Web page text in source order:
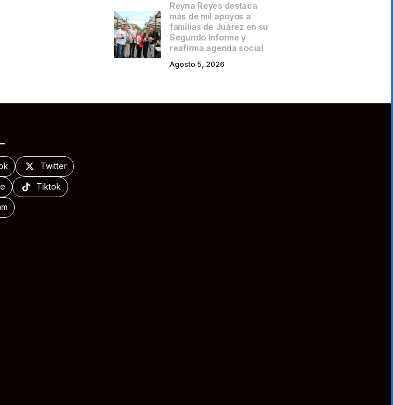
Reyna Reyes destaca
más de mil apoyos a
familias de Juárez en su
Segundo Informe y
reafirma agenda social
Agosto 5, 2026
Twitter
Tiktok